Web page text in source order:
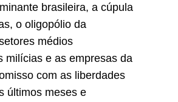
brasileira, a cúpula
o oligopólio da
médios
milícias e as empresas da
com as liberdades
últimos meses e